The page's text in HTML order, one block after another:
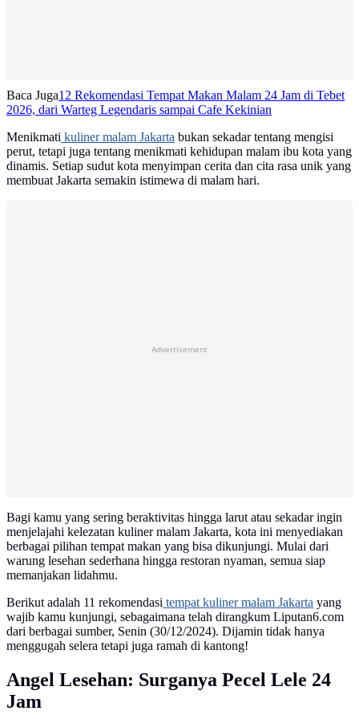
Baca Juga12 Rekomendasi Tempat Makan Malam 24 Jam di Tebet
2026, dari Warteg Legendaris sampai Cafe Kekinian
Menikmati kuliner malam Jakarta bukan sekadar tentang mengisi
perut, tetapi juga tentang menikmati kehidupan malam ibu kota yang
dinamis. Setiap sudut kota menyimpan cerita dan cita rasa unik yang
membuat Jakarta semakin istimewa di malam hari.
Advertisement
Bagi kamu yang sering beraktivitas hingga larut atau sekadar ingin
menjelajahi kelezatan kuliner malam Jakarta, kota ini menyediakan
berbagai pilihan tempat makan yang bisa dikunjungi. Mulai dari
warung lesehan sederhana hingga restoran nyaman, semua siap
memanjakan lidahmu.
Berikut adalah 11 rekomendasi tempat kuliner malam Jakarta yang
wajib kamu kunjungi, sebagaimana telah dirangkum Liputan6.com
dari berbagai sumber, Senin (30/12/2024). Dijamin tidak hanya
menggugah selera tetapi juga ramah di kantong!
Angel Lesehan: Surganya Pecel Lele 24
Jam